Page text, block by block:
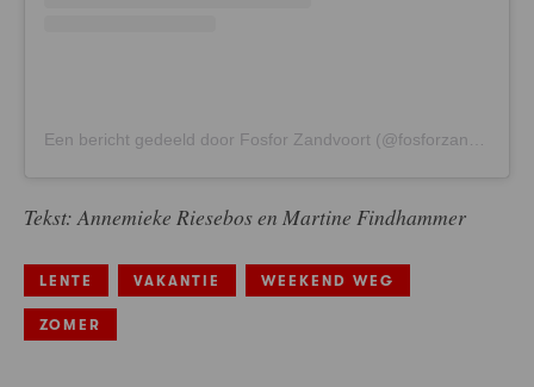
Tekst: Annemieke Riesebos en Martine Findhammer
LENTE VAKANTIE WEEKEND WEG
ZOMER